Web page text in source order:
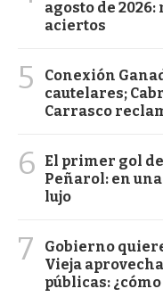
agosto de
aciertos
5
Conexión
cautelares;
Carrasco
6
El primer gol
Peñarol: en
lujo
7
Gobierno
Vieja
públicas: